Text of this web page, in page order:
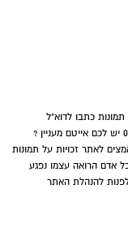
כתבו לדוא"ל
או בווטסאפ למספר 0515301717 יש לכם אייטם מעניין ?
לאתר זכויות על תמונות
היוצרים כל אדם הרואה עצמו נפגע
להנהלת האתר